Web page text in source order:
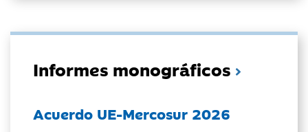
Informes monográficos
Acuerdo UE-Mercosur 2026